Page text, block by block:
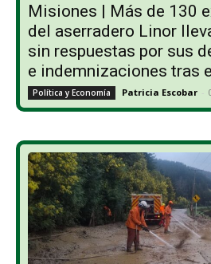
Misiones | Más de 130
del aserradero Linor
sin respuestas por sus
e indemnizaciones tras
Política y Economía Patricia Escobar -